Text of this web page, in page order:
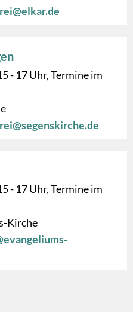
- 17 Uhr, Termine im
- 17 Uhr, Termine im
Kirche